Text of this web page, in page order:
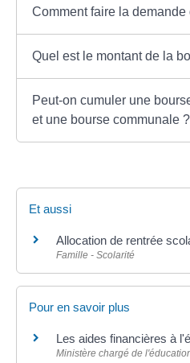
Comment faire la demande
Quel est le montant de la
Peut-on cumuler une
et une bourse communale ?
Et aussi
Allocation de rentrée
Famille - Scolarité
Pour en savoir plus
Les aides financières à
Ministère chargé de